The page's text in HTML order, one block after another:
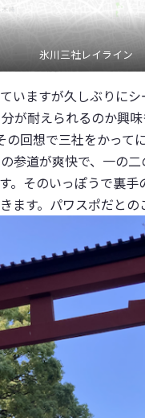
氷川三社レイライン
いますが久しぶりに
耐えられるのか興味
回想で三社をかって
参道が爽快で、一の
。そのいっぽうで裏
ます。パワスポだとの